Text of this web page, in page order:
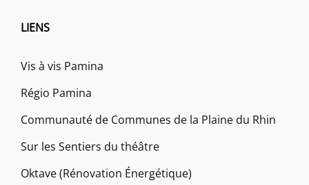
LIENS
Vis à vis Pamina
Régio Pamina
Communauté de Communes de la Plaine du Rhin
Sur les Sentiers du théâtre
Oktave (Rénovation Énergétique)